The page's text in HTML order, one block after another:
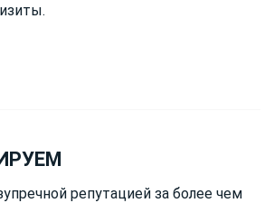
репутацией за более чем